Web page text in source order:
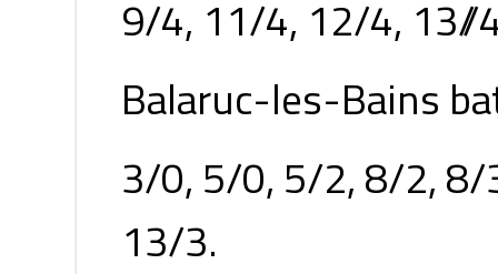
9/4, 11/4, 12/4, 13//
Balaruc-les-Bains
3/0, 5/0, 5/2, 8/2, 8/
13/3.